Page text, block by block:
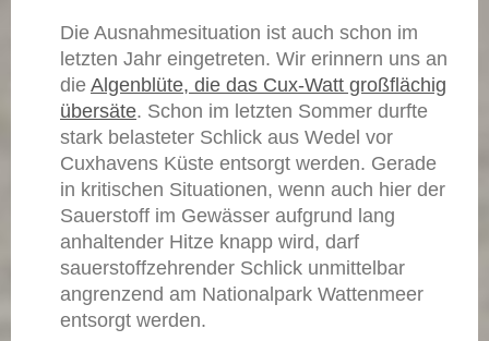
Die Ausnahmesituation ist auch schon im
letzten Jahr eingetreten. Wir erinnern uns an
die Algenblüte, die das Cux-Watt großflächig
übersäte. Schon im letzten Sommer durfte
stark belasteter Schlick aus Wedel vor
Cuxhavens Küste entsorgt werden. Gerade
in kritischen Situationen, wenn auch hier der
Sauerstoff im Gewässer aufgrund lang
anhaltender Hitze knapp wird, darf
sauerstoffzehrender Schlick unmittelbar
angrenzend am Nationalpark Wattenmeer
entsorgt werden.